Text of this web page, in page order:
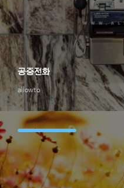
allowto
공중전화